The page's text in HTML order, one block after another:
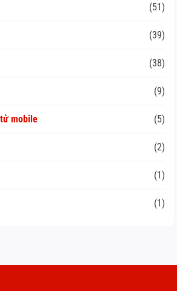
(51)
(39)
(38)
(9)
mobile (5)
(2)
(1)
(1)